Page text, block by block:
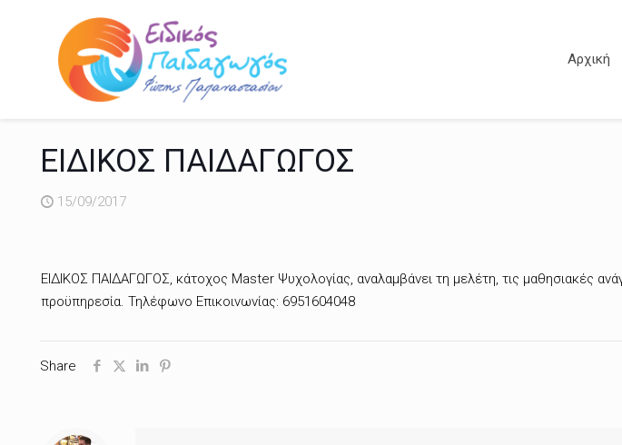
Αρχική
ΕΙΔΙΚΟΣ ΠΑΙΔΑΓΩΓΟΣ
15/09/2017
ΕΙΔΙΚΟΣ ΠΑΙΔΑΓΩΓΟΣ, κάτοχος MasterΨυχολογίας, αναλαμβάνει τη μελέτη, τις μαθησιακές
προϋπηρεσία. Τηλέφωνο Επικοινωνίας: 6951604048
Share